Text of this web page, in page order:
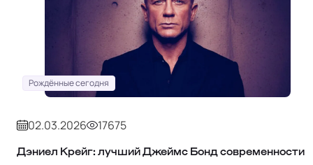
Рождённые сегодня
02.03.2026 17675
Дэниел Крейг: лучший Джеймс Бонд современности